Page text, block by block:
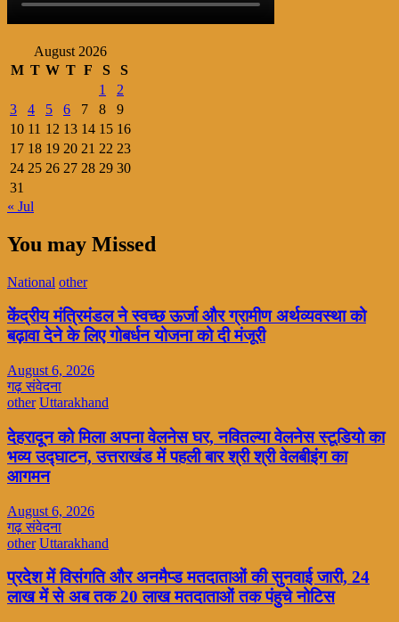
August 2026
M T W T F S
S
1
2
3
4 5 6 7 8
9
10 11 12 13 14 15 16
17 18 19 20 21 22 23
24 25 26 27 28 29 30
31
« Jul
You may Missed
National other
केंद्रीय मंत्रिमंडल ने स्वच्छ ऊर्जा और ग्रामीण अर्थव्यवस्था को
बढ़ावा देने के लिए गोबर्धन योजना को दी मंजूरी
August 6, 2026
गढ़ संवेदना
other Uttarakhand
देहरादून को मिला अपना वेलनेस घर, नवितल्या वेलनेस स्टूडियो का
भव्य उद्घाटन, उत्तराखंड में पहली बार श्री श्री वेलबीइंग का
आगमन
August 6, 2026
गढ़ संवेदना
other Uttarakhand
प्रदेश में विसंगति और अनमैप्ड मतदाताओं की सुनवाई जारी, 24
लाख में से अब तक 20 लाख मतदाताओं तक पंहुचे नोटिस